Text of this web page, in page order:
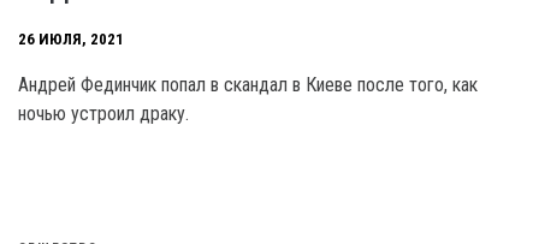
26 ИЮЛЯ, 2021
Андрей Фединчик попал в скандал в Киеве после того, как
ночью устроил драку.